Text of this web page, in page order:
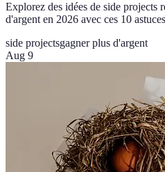
Explorez des idées de side projects
d'argent en 2026 avec ces 10
side projectsgagner plus d'argent
Aug 9